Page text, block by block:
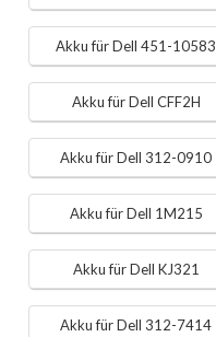
Akku für Dell 451-10583
Akku für Dell CFF2H
Akku für Dell 312-0910
Akku für Dell 1M215
Akku für Dell KJ321
Akku für Dell 312-7414